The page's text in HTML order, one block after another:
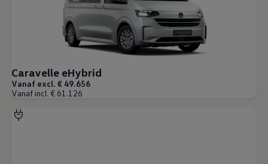
Caravelle eHybrid
Vanaf excl. € 49.656
Vanaf incl. € 61.126